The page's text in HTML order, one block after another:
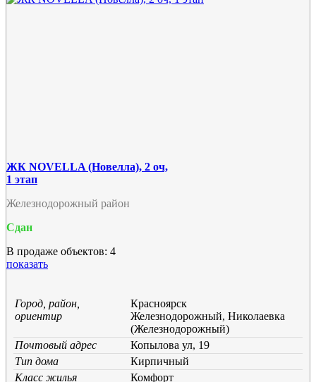
ЖК NOVELLA (Новелла), 2 оч,
1 этап
Железнодорожный район
Сдан
В продаже объектов: 4
показать
Город, район,
ориентир
Красноярск
Железнодорожный, Николаевка
(Железнодорожный)
Почтовый адрес
Копылова ул, 19
Тип дома
Кирпичный
Класс жилья
Комфорт